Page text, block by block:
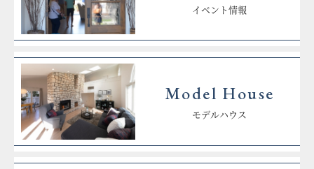
イベント情報
Model House
モデルハウス